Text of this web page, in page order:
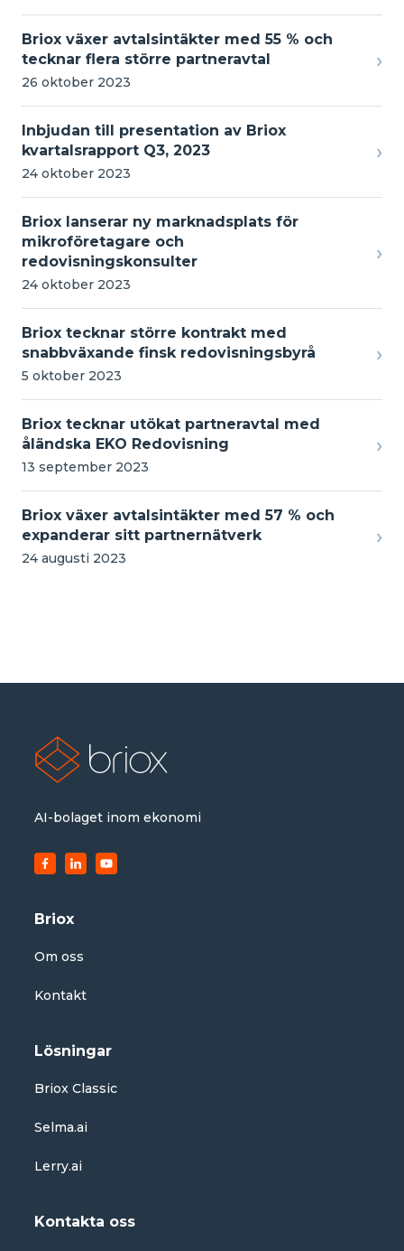
Briox växer avtalsintäkter med 55 % och
tecknar flera större partneravtal
26 oktober 2023
›
Inbjudan till presentation av Briox
kvartalsrapport Q3, 2023
24 oktober 2023
›
Briox lanserar ny marknadsplats för
mikroföretagare och
redovisningskonsulter
24 oktober 2023
›
Briox tecknar större kontrakt med
snabbväxande finsk redovisningsbyrå
5 oktober 2023
›
Briox tecknar utökat partneravtal med
åländska EKO Redovisning
13 september 2023
›
Briox växer avtalsintäkter med 57 % och
expanderar sitt partnernätverk
24 augusti 2023
›
AI-bolaget inom ekonomi
Briox
Om oss
Kontakt
Lösningar
Briox Classic
Selma.ai
Lerry.ai
Kontakta oss